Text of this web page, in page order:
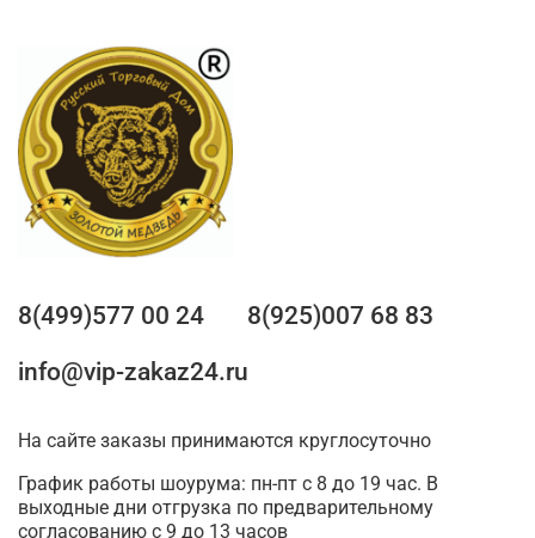
8(499)577 00 24
8(925)007 68 83
info@vip-zakaz24.ru
На сайте заказы принимаются круглосуточно
График работы шоурума: пн-пт с 8 до 19 час. В
выходные дни отгрузка по предварительному
согласованию с 9 до 13 часов